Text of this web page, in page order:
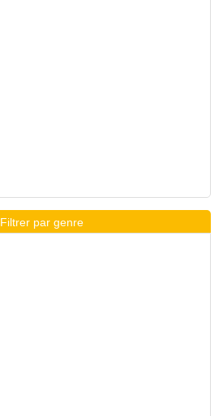
Filtrer par genre